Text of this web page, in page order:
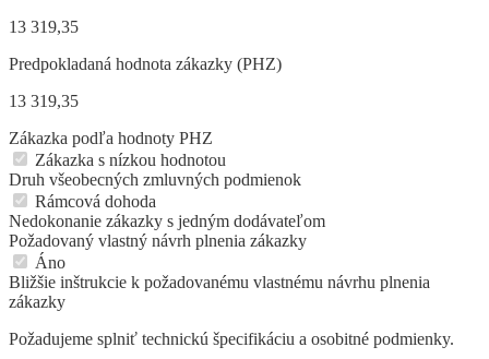
13 319,35
Predpokladaná hodnota zákazky (PHZ)
13 319,35
Zákazka podľa hodnoty PHZ
Zákazka s nízkou hodnotou
Druh všeobecných zmluvných podmienok
Rámcová dohoda
Nedokonanie zákazky s jedným dodávateľom
Požadovaný vlastný návrh plnenia zákazky
Áno
Bližšie inštrukcie k požadovanému vlastnému návrhu plnenia
zákazky
Požadujeme splniť technickú špecifikáciu a osobitné podmienky.